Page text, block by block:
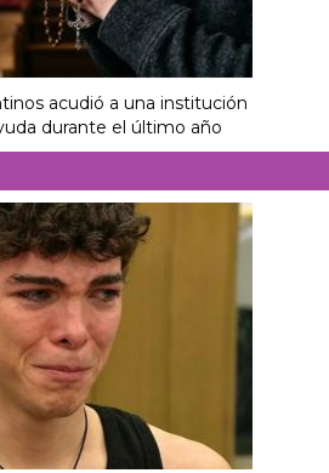
acudió a una institución
durante el último año